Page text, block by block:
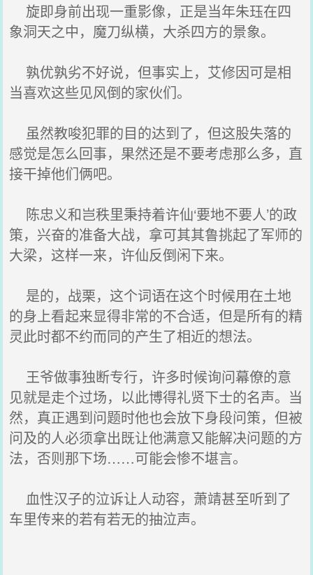
旋即身前出现一重影像，正是当年朱珏在四
象洞天之中，魔刀纵横，大杀四方的景象。
孰优孰劣不好说，但事实上，艾修因可是相
当喜欢这些见风倒的家伙们。
虽然教唆犯罪的目的达到了，但这股失落的
感觉是怎么回事，果然还是不要考虑那么多，直
接干掉他们俩吧。
陈忠义和岂秩里秉持着许仙‘要地不要人’的政
策，兴奋的准备大战，拿可其其鲁挑起了军师的
大梁，这样一来，许仙反倒闲下来。
是的，战栗，这个词语在这个时候用在土地
的身上看起来显得非常的不合适，但是所有的精
灵此时都不约而同的产生了相近的想法。
王爷做事独断专行，许多时候询问幕僚的意
见就是走个过场，以此博得礼贤下士的名声。当
然，真正遇到问题时他也会放下身段问策，但被
问及的人必须拿出既让他满意又能解决问题的方
法，否则那下场……可能会惨不堪言。
血性汉子的泣诉让人动容，萧靖甚至听到了
车里传来的若有若无的抽泣声。